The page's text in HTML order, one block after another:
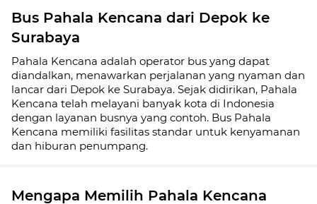
Bus Pahala Kencana dari Depok ke
Surabaya
Pahala Kencana adalah operator bus yang dapat
diandalkan, menawarkan perjalanan yang nyaman dan
lancar dari Depok ke Surabaya. Sejak didirikan, Pahala
Kencana telah melayani banyak kota di Indonesia
dengan layanan busnya yang contoh. Bus Pahala
Kencana memiliki fasilitas standar untuk kenyamanan
dan hiburan penumpang.
Mengapa Memilih Pahala Kencana